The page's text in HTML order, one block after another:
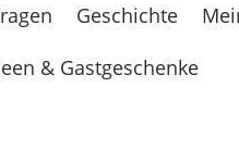
Geschichte
& Gastgeschenke